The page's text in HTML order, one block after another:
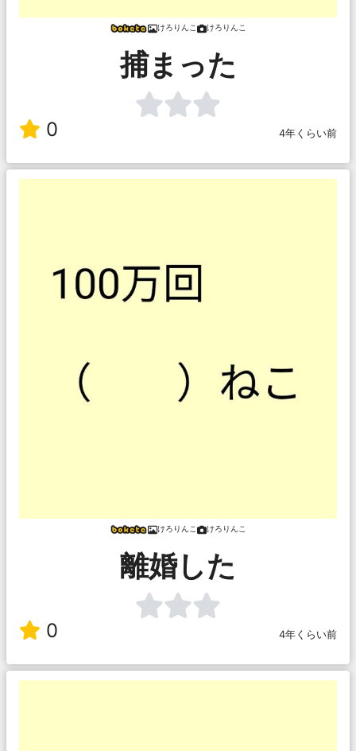
けろりんこ けろりんこ
捕まった
0 4年くらい前
けろりんこ けろりんこ
離婚した
0 4年くらい前